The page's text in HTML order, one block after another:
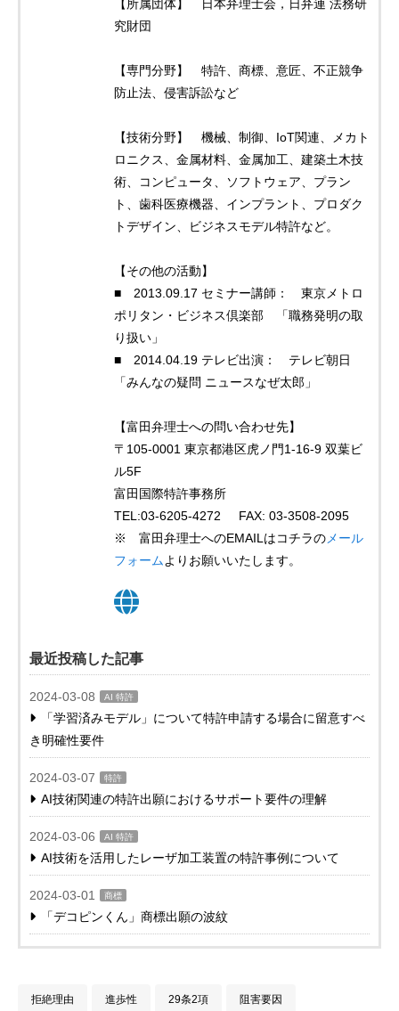
【所属団体】 日本弁理士会，日弁連 法務研
究財団
【専門分野】 特許、商標、意匠、不正競争
防止法、侵害訴訟など
【技術分野】 機械、制御、IoT関連、メカト
ロニクス、金属材料、金属加工、建築土木技
術、コンピュータ、ソフトウェア、プラン
ト、歯科医療機器、インプラント、プロダク
トデザイン、ビジネスモデル特許など。
【その他の活動】
■ 2013.09.17 セミナー講師： 東京メトロ
ポリタン・ビジネス倶楽部 「職務発明の取
り扱い」
■ 2014.04.19 テレビ出演： テレビ朝日
「みんなの疑問 ニュースなぜ太郎」
【富田弁理士への問い合わせ先】
〒105-0001 東京都港区虎ノ門1-16-9 双葉ビ
ル5F
富田国際特許事務所
TEL:03-6205-4272 FAX: 03-3508-2095
※ 富田弁理士へのEMAILはコチラの メール
フォームよりお願いいたします。
最近投稿した記事
2024-03-08 AI 特許
「学習済みモデル」について特許申請する場合に留意すべ
き明確性要件
2024-03-07 特許
AI技術関連の特許出願におけるサポート要件の理解
2024-03-06 AI 特許
AI技術を活用したレーザ加工装置の特許事例について
2024-03-01 商標
「デコピンくん」商標出願の波紋
拒絶理由 進歩性 29条2項 阻害要因